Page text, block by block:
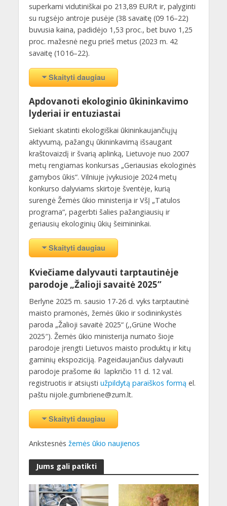
superkami vidutiniškai po 213,89 EUR/t ir, palyginti
su rugsėjo antroje pusėje (38 savaitę (09 16–22)
buvusia kaina, padidėjo 1,53 proc., bet buvo 1,25
proc. mažesnė negu prieš metus (2023 m. 42
savaitę (10 16–22).
Skaityti daugiau
Apdovanoti ekologinio ūkininkavimo
lyderiai ir entuziastai
Siekiant skatinti ekologiškai ūkininkaujančiųjų
aktyvumą, pažangų ūkininkavimą išsaugant
kraštovaizdį ir švarią aplinką, Lietuvoje nuo 2007
metų rengiamas konkursas „Geriausias ekologinės
gamybos ūkis“. Vilniuje įvykusioje 2024 metų
konkurso dalyviams skirtoje šventėje, kurią
surengė Žemės ūkio ministerija ir VšĮ „Tatulos
programa“, pagerbti šalies pažangiausių ir
geriausių ekologinių ūkių šeimininkai.
Skaityti daugiau
Kviečiame dalyvauti tarptautinėje
parodoje „Žalioji savaitė 2025”
Berlyne 2025 m. sausio 17-26 d. vyks tarptautinė
maisto pramonės, žemės ūkio ir sodininkystės
paroda „Žalioji savaitė 2025“ (,,Grüne Woche
2025″). Žemės ūkio ministerija numato šioje
parodoje įrengti Lietuvos maisto produktų ir kitų
gaminių ekspoziciją. Pageidaujančius dalyvauti
parodoje prašome iki lapkričio 11 d. 12 val.
registruotis ir atsiųsti užpildytą paraiškos formą el.
paštu nijole.gumbriene@zum.lt.
Skaityti daugiau
Ankstesnės žemės ūkio naujienos
Jums gali patikti